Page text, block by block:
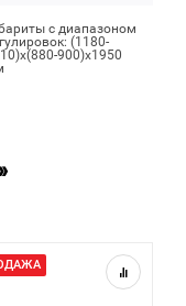
с диапазоном
(1180-
900)х1950